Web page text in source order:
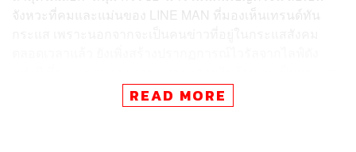
จังหวะที่คมและแม่นของ LINE MAN ที่มองเห็นเทรนด์ทัน
ไวรัลดังบนโลกออนไลน์ ซึ่งมองว่าการใช้พลังความแมสและ
ความน่าเชื่อถือของคนข่าวระดับประเทศมาเป็นกระบอก
READ MORE